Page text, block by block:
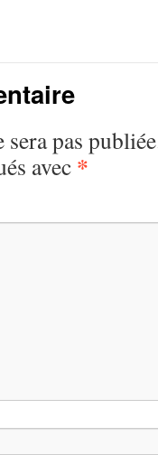
pas
avec *